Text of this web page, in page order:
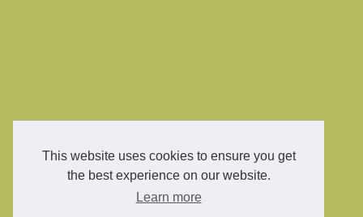
This website uses cookies to ensure you get
the best experience on our website.
Learn more